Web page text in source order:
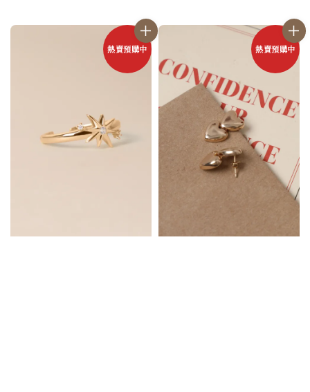
熱賣預購中 熱賣預購中